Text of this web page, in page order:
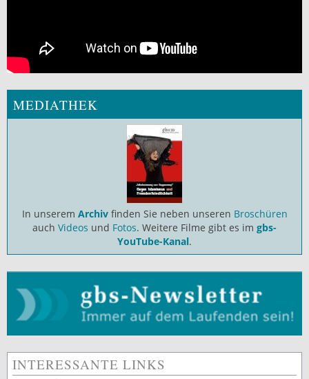
MEDIATHEK
In unserem Archiv finden Sie neben unseren Broschüren
auch Videos und Fotos. Weitere Filme gibt es im gbs-
YouTube-Kanal.
INTERESSANTE LINKS